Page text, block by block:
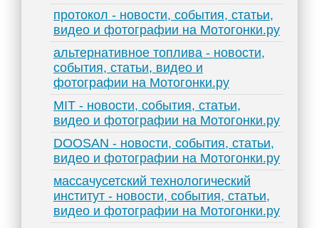
протокол - новости, события, статьи,
видео и фотографии на Мотогонки.ру
альтернативное топлива - новости,
события, статьи, видео и
фотографии на Мотогонки.ру
MIT - новости, события, статьи,
видео и фотографии на Мотогонки.ру
DOOSAN - новости, события, статьи,
видео и фотографии на Мотогонки.ру
массачусетский технологический
институт - новости, события, статьи,
видео и фотографии на Мотогонки.ру